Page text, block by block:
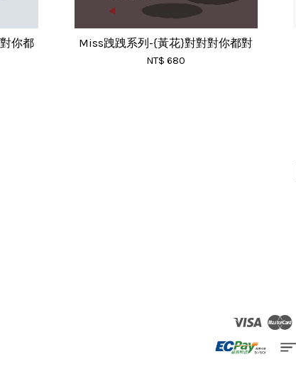
你都
Miss跩跩系列-{黃花}對對對你都對
NT$ 680
Visa